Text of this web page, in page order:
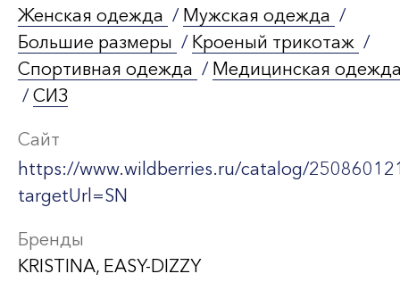
Женская одежда / Мужская одежда /
Большие размеры / Кроеный трикотаж /
Спортивная одежда / Медицинская
/ СИЗ
Сайт
https://www.wildberries.ru/catalog/
targetUrl=SN
Бренды
KRISTINA, EASY-DIZZY